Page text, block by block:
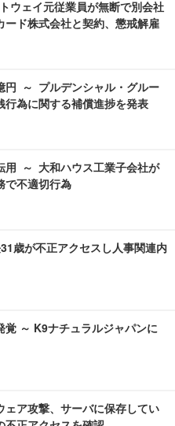
ウェイ元従業員が無断で別会社
ード株式会社と契約、懲戒解雇
円 ～ プルデンシャル・グルー
行為に関する補償進捗を発表
用 ～ 大和ハウス工業子会社が
で不適切行為
歳が不正アクセスし人事関連内
覚 ～ K9ナチュラルジャパンに
ェア攻撃、サーバに保存してい